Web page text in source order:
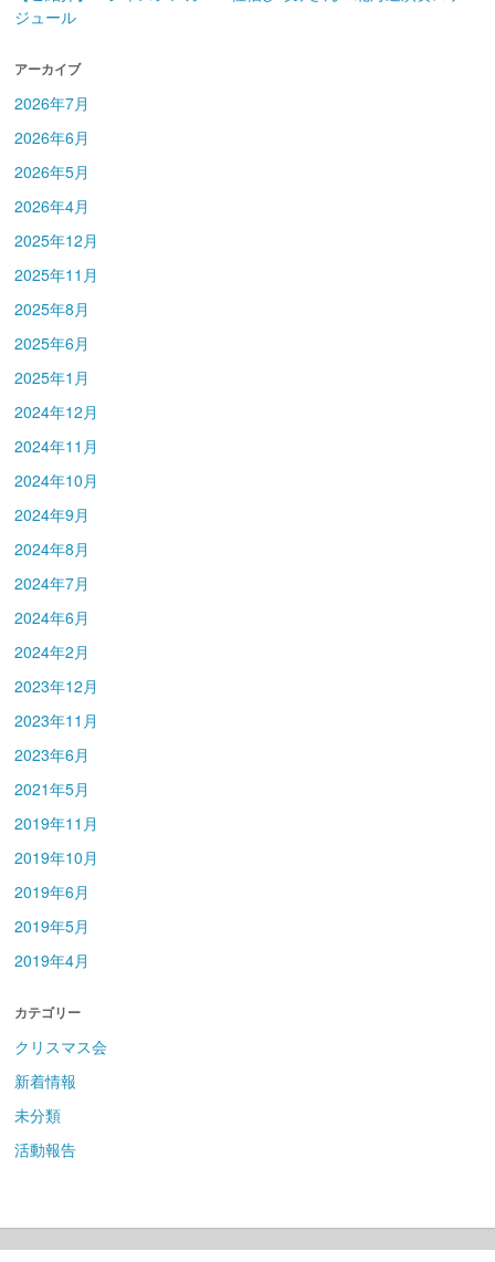
ジュール
アーカイブ
2026年7月
2026年6月
2026年5月
2026年4月
2025年12月
2025年11月
2025年8月
2025年6月
2025年1月
2024年12月
2024年11月
2024年10月
2024年9月
2024年8月
2024年7月
2024年6月
2024年2月
2023年12月
2023年11月
2023年6月
2021年5月
2019年11月
2019年10月
2019年6月
2019年5月
2019年4月
カテゴリー
クリスマス会
新着情報
未分類
活動報告